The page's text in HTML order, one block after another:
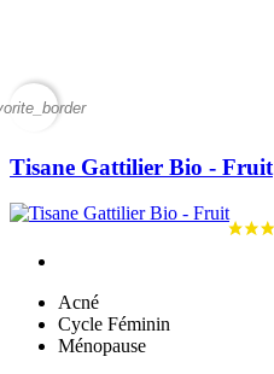
Tisane Gattilier Bio - Fruit
Acné
Cycle Féminin
Ménopause